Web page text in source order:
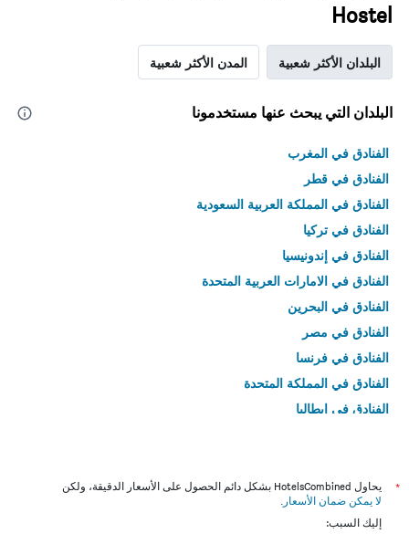
Hostel
البلدان الأكثر شعبية المدن الأكثر شعبية
البلدان التي يبحث عنها مستخدمونا
الفنادق في المغرب
الفنادق في قطر
الفنادق في المملكة العربية السعودية
الفنادق في تركيا
الفنادق في إندونيسيا
الفنادق في الامارات العربية المتحدة
الفنادق في البحرين
الفنادق في مصر
الفنادق في فرنسا
الفنادق في المملكة المتحدة
الفنادق في إيطاليا
*
يحاول HotelsCombined بشكل دائم الحصول على الأسعار الدقيقة، ولكن
لا يمكن ضمان الأسعار .
إليك السبب: